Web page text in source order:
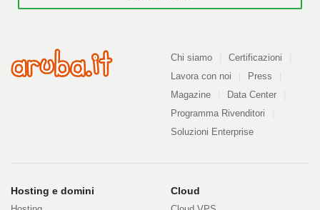
Azienda
Chi siamo
Certificazioni
Lavora con noi
Press
Magazine
Data Center
Programma Rivenditori
Soluzioni Enterprise
Prodotti
Hosting e domini Cloud